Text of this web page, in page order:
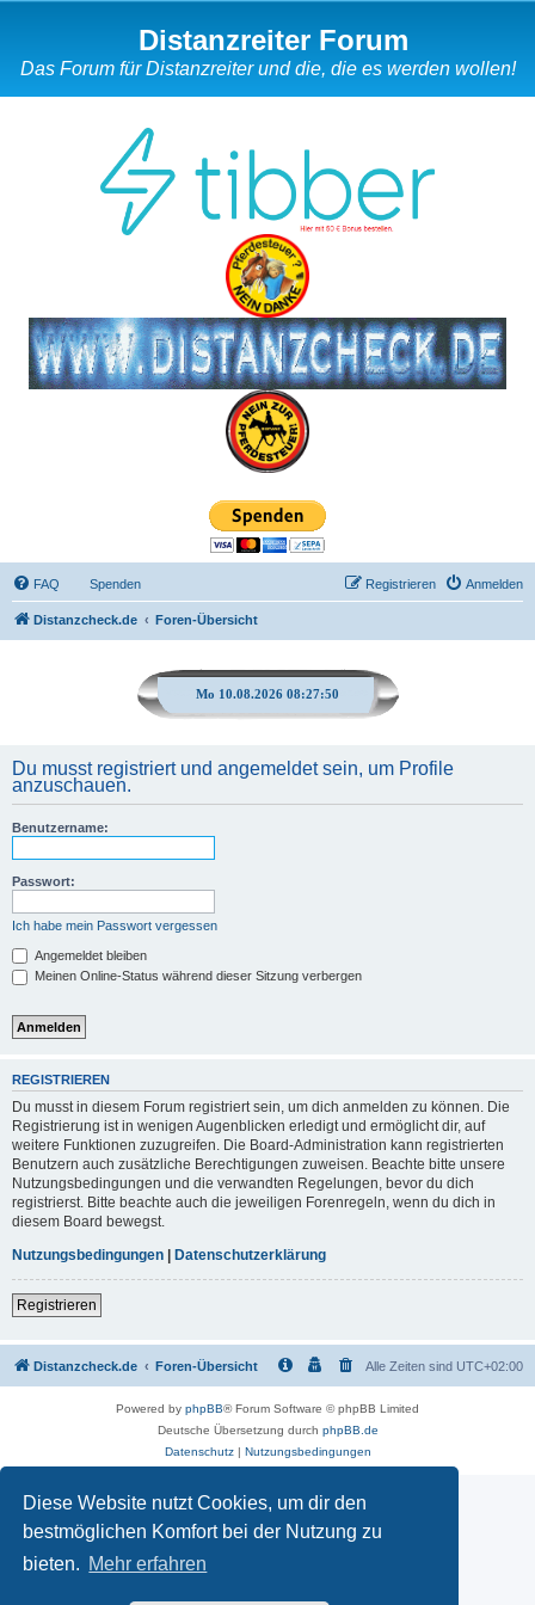
Diese Website nutzt Cookies, um dir den
bestmöglichen Komfort bei der Nutzung zu
bieten. Mehr erfahren
Distanzreiter Forum
Das Forum für Distanzreiter und die, die es werden wollen!
FAQ Spenden Anmelden
Registrieren
Distanzcheck.de Foren-Übersicht
Mo 10.08.2026 08:27:50
Du musst registriert und angemeldet sein, um Profile
anzuschauen.
Benutzername:
Passwort:
Ich habe mein Passwort vergessen
Angemeldet bleiben
Meinen Online-Status während dieser Sitzung verbergen
REGISTRIEREN
Du musst in diesem Forum registriert sein, um dich anmelden zu können. Die
Registrierung ist in wenigen Augenblicken erledigt und ermöglicht dir, auf
weitere Funktionen zuzugreifen. Die Board-Administration kann registrierten
Benutzern auch zusätzliche Berechtigungen zuweisen. Beachte bitte unsere
Nutzungsbedingungen und die verwandten Regelungen, bevor du dich
registrierst. Bitte beachte auch die jeweiligen Forenregeln, wenn du dich in
diesem Board bewegst.
Nutzungsbedingungen
Datenschutzerklärung
Registrieren
Distanzcheck.de Foren-Übersicht Alle Zeiten sind UTC+02:00
Powered by phpBB® Forum Software © phpBB Limited
Deutsche Übersetzung durch phpBB.de
Datenschutz| Nutzungsbedingungen